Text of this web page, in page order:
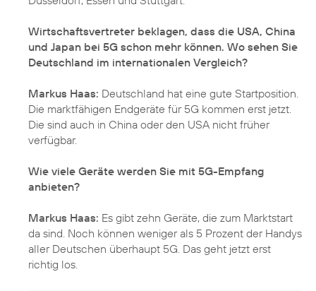
Wirtschaftsvertreter beklagen, dass die USA, China
und Japan bei 5G schon mehr können. Wo sehen Sie
Deutschland im internationalen Vergleich?
Markus Haas: Deutschland hat eine gute Startposition.
Die marktfähigen Endgeräte für 5G kommen erst jetzt.
Die sind auch in China oder den USA nicht früher
verfügbar.
Wie viele Geräte werden Sie mit 5G-Empfang
anbieten?
Markus Haas: Es gibt zehn Geräte, die zum Marktstart
da sind. Noch können weniger als 5 Prozent der Handys
aller Deutschen überhaupt 5G. Das geht jetzt erst
richtig los.